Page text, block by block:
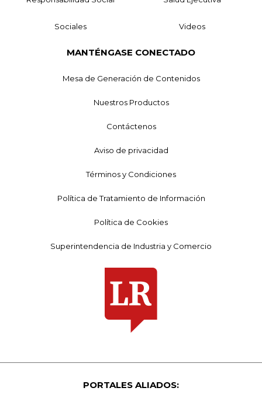
Sociales Videos
MANTÉNGASE CONECTADO
Mesa de Generación de Contenidos
Nuestros Productos
Contáctenos
Aviso de privacidad
Términos y Condiciones
Política de Tratamiento de Información
Política de Cookies
Superintendencia de Industria y Comercio
PORTALES ALIADOS: